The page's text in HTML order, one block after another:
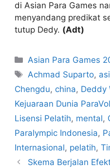
di Asian Para Games
menyandang predikat
tutup Dedy. (Adt)
Asian Para Games
Achmad Suparto,
Chengdu, china, Deddy
Kejuaraan Dunia
Lisensi Pelatih, mental,
Paralympic Indonesia,
Internasional, pelatih,
Skema Berjalan